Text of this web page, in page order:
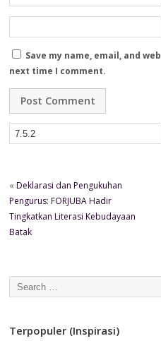
Save my name, email, and
next time I comment.
«Deklarasi dan Pengukuhan
Pengurus: FORJUBA Hadir
Tingkatkan Literasi Kebudayaan
Batak
Terpopuler (Inspirasi)